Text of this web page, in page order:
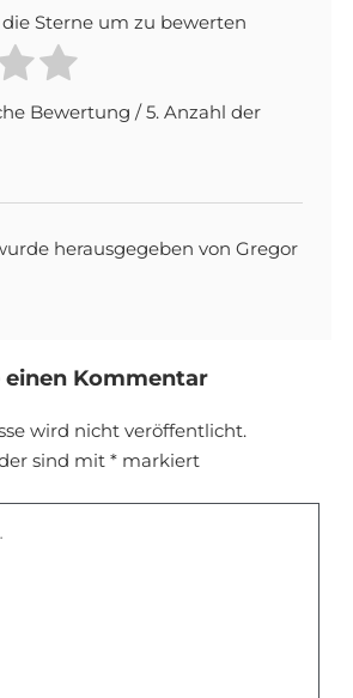
Sterne um zu bewerten
Bewertung/ 5. Anzahl der
herausgegeben von Gregor
einen Kommentar
wird nicht veröffentlicht.
sind mit* markiert